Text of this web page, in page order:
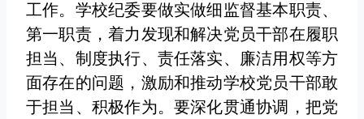
工作。学校纪委要做实做细监督基本职责、
第一职责，着力发现和解决党员干部在履职
担当、制度执行、责任落实、廉洁用权等方
面存在的问题，激励和推动学校党员干部敢
于担当、积极作为。要深化贯通协调，把党